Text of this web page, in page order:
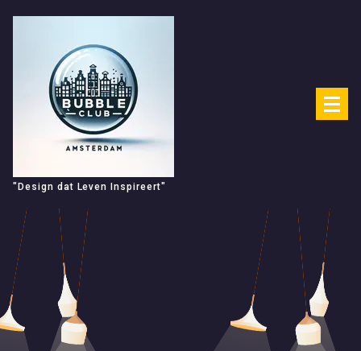
"Design dat Leven Inspireert"